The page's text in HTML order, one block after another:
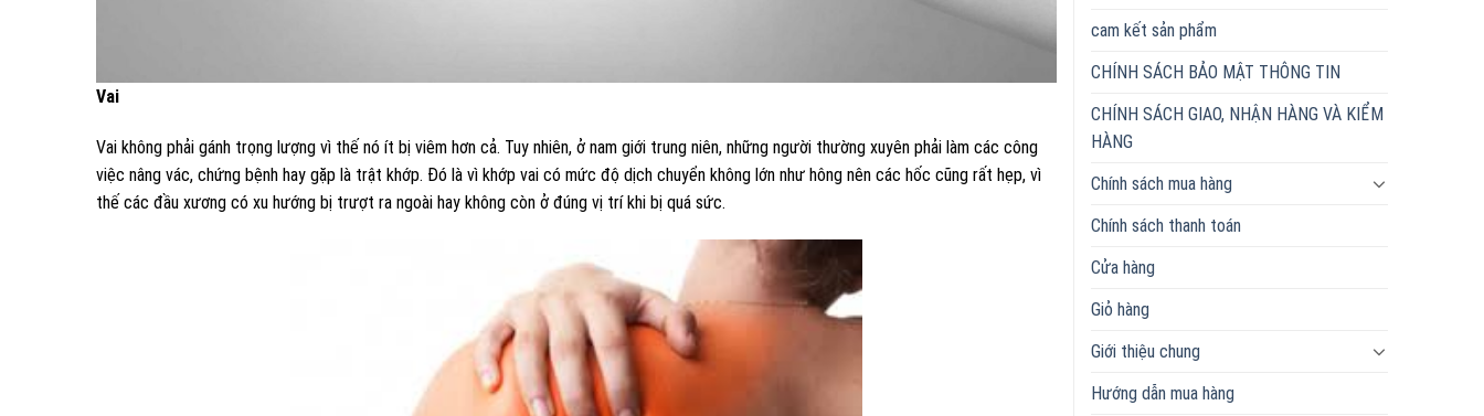
Vai
Vai không phải gánh trọng lượng vì thế nó ít bị viêm hơn cả. Tuy nhiên, ở nam giới trung niên, những người thường xuyên phải làm các công
việc nâng vác, chứng bệnh hay gặp là trật khớp. Đó là vì khớp vai có mức độ dịch chuyển không lớn như hông nên các hốc cũng rất hẹp, vì
thế các đầu xương có xu hướng bị trượt ra ngoài hay không còn ở đúng vị trí khi bị quá sức.
cam kết sản phẩm
CHÍNH SÁCH BẢO MẬT THÔNG TIN
CHÍNH SÁCH GIAO, NHẬN HÀNG VÀ KIỂM
HÀNG
Chính sách mua hàng
Chính sách thanh toán
Cửa hàng
Giỏ hàng
Giới thiệu chung
Hướng dẫn mua hàng